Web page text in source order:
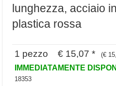
lunghezza, acciaio
plastica rossa
1 pezzo € 15,07 * (€
IMMEDIATAMENTE
18353